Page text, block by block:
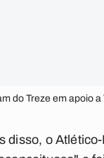
do Treze em apoio
disso, o